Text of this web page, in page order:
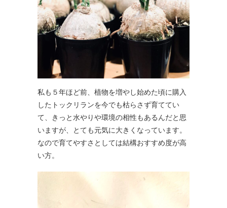
私も５年ほど前、植物を増やし始めた頃に購入
したトックリランを今でも枯らさず育ててい
て、きっと水やりや環境の相性もあるんだと思
いますが、とても元気に大きくなっています。
なので育てやすさとしては結構おすすめ度が高
い方。